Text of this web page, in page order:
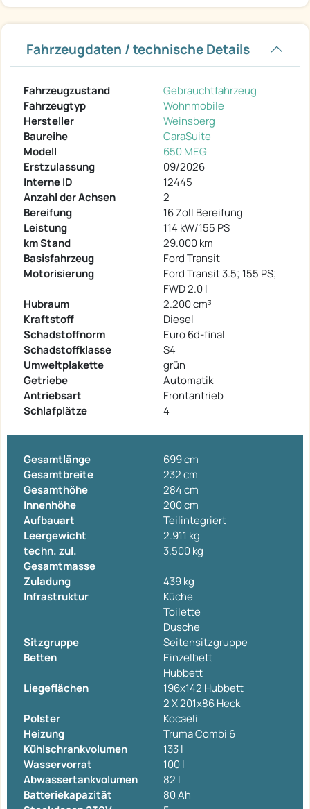
Fahrzeugdaten / technische Details
Fahrzeugzustand
Gebrauchtfahrzeug
Fahrzeugtyp
Wohnmobile
Hersteller
Weinsberg
Baureihe
CaraSuite
Modell
650 MEG
Erstzulassung
09/2026
Interne ID
12445
Anzahl der Achsen
2
Bereifung
16 Zoll Bereifung
Leistung
114 kW/155 PS
km Stand
29.000 km
Basisfahrzeug
Ford Transit
Motorisierung
Ford Transit 3.5; 155 PS;
FWD 2.0 l
Hubraum
2.200 cm³
Kraftstoff
Diesel
Schadstoffnorm
Euro 6d-final
Schadstoffklasse
S4
Umweltplakette
grün
Getriebe
Automatik
Antriebsart
Frontantrieb
Schlafplätze
4
Gesamtlänge
699 cm
Gesamtbreite
232 cm
Gesamthöhe
284 cm
Innenhöhe
200 cm
Aufbauart
Teilintegriert
Leergewicht
2.911 kg
techn. zul.
Gesamtmasse
3.500 kg
Zuladung
439 kg
Infrastruktur
Küche
Toilette
Dusche
Sitzgruppe
Seitensitzgruppe
Betten
Einzelbett
Hubbett
Liegeflächen
196x142 Hubbett
2 X 201x86 Heck
Polster
Kocaeli
Heizung
Truma Combi 6
Kühlschrankvolumen
133 l
Wasservorrat
100 l
Abwassertankvolumen
82 l
Batteriekapazität
80 Ah